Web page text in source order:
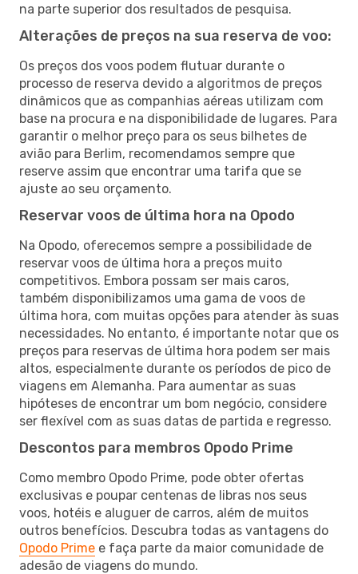
na parte superior dos resultados de pesquisa.
Alterações de preços na sua reserva de voo:
Os preços dos voos podem flutuar durante o
processo de reserva devido a algoritmos de preços
dinâmicos que as companhias aéreas utilizam com
base na procura e na disponibilidade de lugares. Para
garantir o melhor preço para os seus bilhetes de
avião para Berlim, recomendamos sempre que
reserve assim que encontrar uma tarifa que se
ajuste ao seu orçamento.
Reservar voos de última hora na Opodo
Na Opodo, oferecemos sempre a possibilidade de
reservar voos de última hora a preços muito
competitivos. Embora possam ser mais caros,
também disponibilizamos uma gama de voos de
última hora, com muitas opções para atender às suas
necessidades. No entanto, é importante notar que os
preços para reservas de última hora podem ser mais
altos, especialmente durante os períodos de pico de
viagens em Alemanha. Para aumentar as suas
hipóteses de encontrar um bom negócio, considere
ser flexível com as suas datas de partida e regresso.
Descontos para membros Opodo Prime
Como membro Opodo Prime, pode obter ofertas
exclusivas e poupar centenas de libras nos seus
voos, hotéis e aluguer de carros, além de muitos
outros benefícios. Descubra todas as vantagens do
Opodo Prime e faça parte da maior comunidade de
adesão de viagens do mundo.